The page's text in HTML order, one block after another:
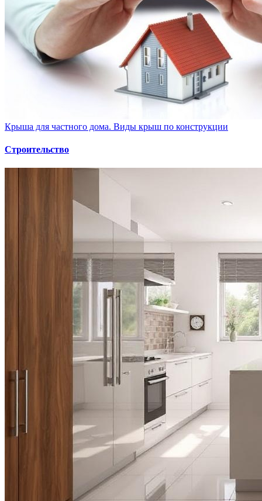
Крыша для частного дома. Виды крыш по конструкции
Строительство